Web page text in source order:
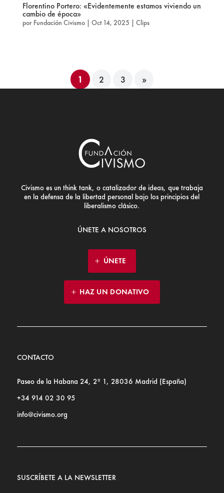
Florentino Portero: «Evidentemente estamos viviendo un
cambio de época»
por Fundación Civismo| Oct 14, 2025 | Clips
1 2 3 »
Civismo es un think tank, o catalizador de ideas, que trabaja
en la defensa de la libertad personal bajo los principios del
liberalismo clásico.
ÚNETE A NOSOTROS
ÚNETE
HAZ UN DONATIVO
CONTACTO
Paseo de la Habana 24, 2º 1, 28036 Madrid (España)
+34 914 02 30 95
info@civismo.org
SUSCRÍBETE A LA NEWSLETTER